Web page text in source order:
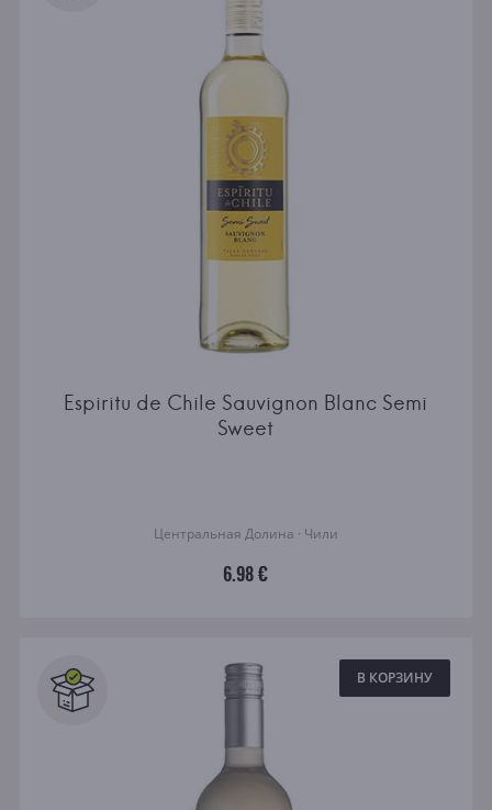
Espiritu de Chile Sauvignon Blanc Semi
Sweet
Центральная Долина · Чили
6.98 €
В КОРЗИНУ